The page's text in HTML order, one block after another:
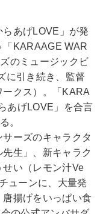
らあげLOVE」が発
「KARAAGE WAR
のミュージックビ
に引き続き、監督
クス）。「KARA
あげLOVE」を合言
。
ーズのキャラクタ
生」、新キャラク
い（レモン汁Ve
ューンに、大量発
揚げをいっぱい食